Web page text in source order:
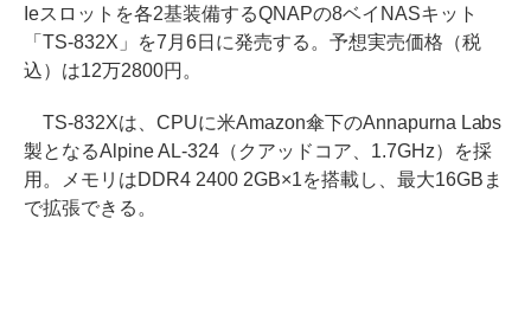
Ieスロットを各2基装備するQNAPの8ベイNASキット
「TS-832X」を7月6日に発売する。予想実売価格（税
込）は12万2800円。
TS-832Xは、CPUに米Amazon傘下のAnnapurna Labs
製となるAlpine AL-324（クアッドコア、1.7GHz）を採
用。メモリはDDR4 2400 2GB×1を搭載し、最大16GBま
で拡張できる。